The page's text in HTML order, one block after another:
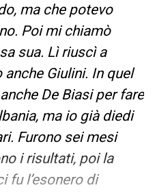
ma che potevo
Poi mi chiamò
sua. Lì riuscì a
anche Giulini. In quel
De Biasi per fare
ma io già diedi
Furono sei mesi
i risultati, poi la
fu l’esonero di